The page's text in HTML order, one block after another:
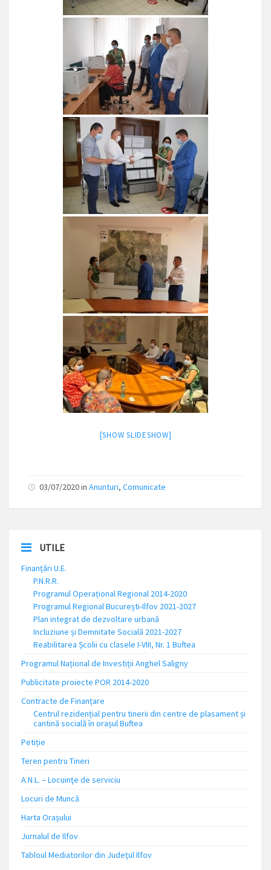
[SHOW SLIDESHOW]
03/07/2020in Anunturi, Comunicate
UTILE
Finanțări U.E.
P.N.R.R.
Programul Operațional Regional 2014-2020
Programul Regional București-Ilfov 2021-2027
Plan integrat de dezvoltare urbană
Incluziune și Demnitate Socială 2021-2027
Reabilitarea Școlii cu clasele I-VIII, Nr. 1 Buftea
Programul Național de Investiții Anghel Saligny
Publicitate proiecte POR 2014-2020
Contracte de Finanțare
Centrul rezidențial pentru tinerii din centre de plasament și
cantină socială în orașul Buftea
Petiție
Teren pentru Tineri
A.N.L. – Locuinţe de serviciu
Locuri de Muncă
Harta Orașului
Jurnalul de Ilfov
Tabloul Mediatorilor din Județul Ilfov